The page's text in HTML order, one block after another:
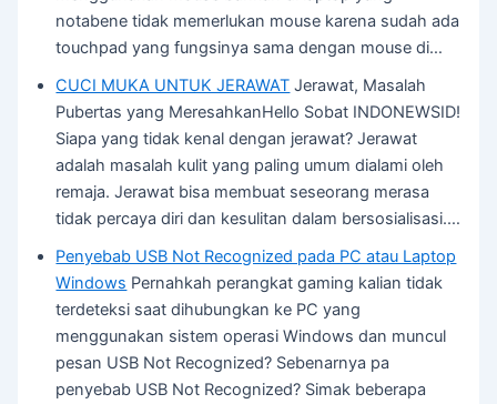
notabene tidak memerlukan mouse karena sudah ada
touchpad yang fungsinya sama dengan mouse di…
CUCI MUKA UNTUK JERAWAT Jerawat, Masalah
Pubertas yang MeresahkanHello Sobat INDONEWSID!
Siapa yang tidak kenal dengan jerawat? Jerawat
adalah masalah kulit yang paling umum dialami oleh
remaja. Jerawat bisa membuat seseorang merasa
tidak percaya diri dan kesulitan dalam bersosialisasi.…
Penyebab USB Not Recognized pada PC atau Laptop
Windows Pernahkah perangkat gaming kalian tidak
terdeteksi saat dihubungkan ke PC yang
menggunakan sistem operasi Windows dan muncul
pesan USB Not Recognized? Sebenarnya pa
penyebab USB Not Recognized? Simak beberapa